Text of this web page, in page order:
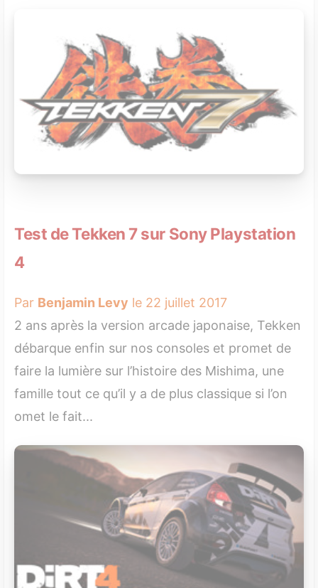
Test de Tekken 7 sur Sony Playstation
4
Par Benjamin Levy le 22 juillet 2017
2 ans après la version arcade japonaise, Tekken
débarque enfin sur nos consoles et promet de
faire la lumière sur l’histoire des Mishima, une
famille tout ce qu’il y a de plus classique si l’on
omet le fait...